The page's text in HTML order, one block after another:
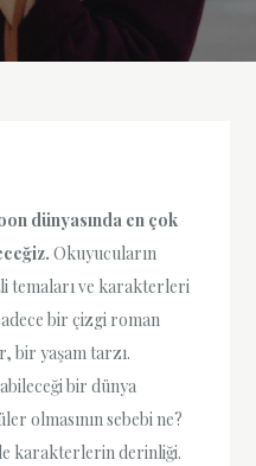
dünyasında en çok
Okuyucuların
temaları ve karakterleri
bir çizgi roman
bir yaşam tarzı.
bir dünya
olmasının sebebi ne?
karakterlerin derinliği.